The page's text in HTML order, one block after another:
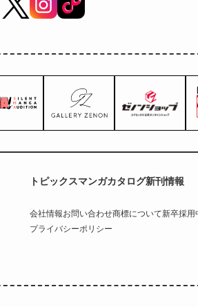
トピックスマンガカタログ新刊情報
会社情報お問い合わせ商標について新卒採用
プライバシーポリシー